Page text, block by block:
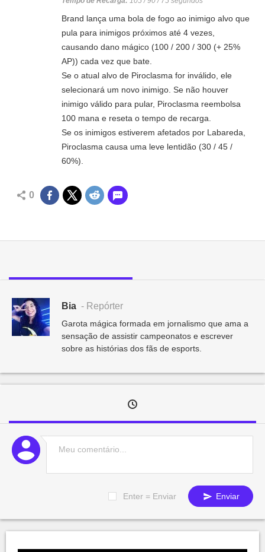
Brand lança uma bola de fogo ao inimigo alvo que
pula para inimigos próximos até 4 vezes,
causando dano mágico (100 / 200 / 300 (+ 25%
AP)) cada vez que bate.
Se o atual alvo de Piroclasma for inválido, ele
selecionará um novo inimigo. Se não houver
inimigo válido para pular, Piroclasma reembolsa
100 mana e reseta o tempo de recarga.
Se os inimigos estiverem afetados por Labareda,
Piroclasma causa uma leve lentidão (30 / 45 /
60%).
0
Bia - Repórter
Garota mágica formada em jornalismo que ama a
sensação de assistir campeonatos e escrever
sobre as histórias dos fãs de esports.
Enter = Enviar Enviar